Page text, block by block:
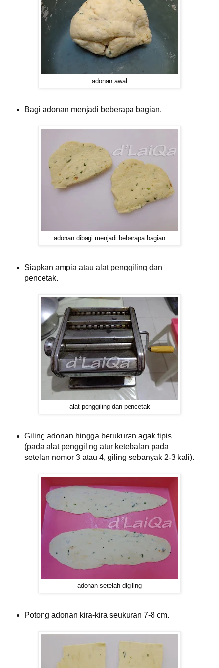
adonan awal
Bagi adonan menjadi beberapa bagian.
adonan dibagi menjadi beberapa bagian
Siapkan ampia atau alat penggiling dan
pencetak.
alat penggiling dan pencetak
Giling adonan hingga berukuran agak tipis.
(pada alat penggiling atur ketebalan pada
setelan nomor 3 atau 4, giling sebanyak 2-3 kali).
adonan setelah digiling
Potong adonan kira-kira seukuran 7-8 cm.